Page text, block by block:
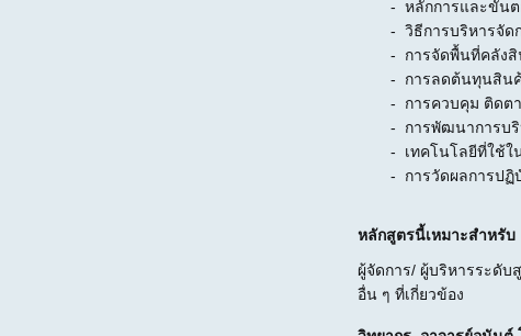
- หลักการและขั้นต
- วิธีการบริหารจัด
- การจัดพื้นที่คลังสิ
- การลดต้นทุนสินค้
- การควบคุม ติดต
- การพัฒนาการบริ
- เทคโนโลยีที่ใช้ใ
- การวัดผลการปฏิ
หลักสูตรนี้เหมาะสำหรับ
ผู้จัดการ/ ผู้บริหารระดับ
อื่น ๆ ที่เกี่ยวข้อง